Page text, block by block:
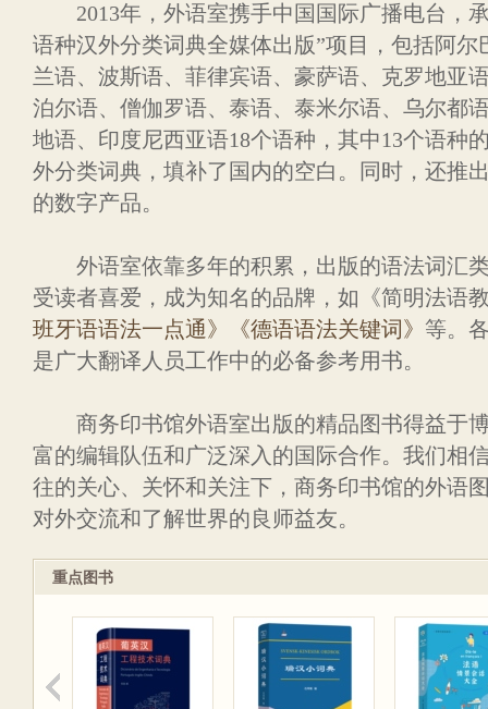
2013年，外语室携手中国国际广播电台，承
语种汉外分类词典全媒体出版”项目，包括阿
兰语、波斯语、菲律宾语、豪萨语、克罗地亚
泊尔语、僧伽罗语、泰语、泰米尔语、乌尔都
地语、印度尼西亚语18个语种，其中13个语种
外分类词典，填补了国内的空白。同时，还推
的数字产品。
外语室依靠多年的积累，出版的语法词汇
受读者喜爱，成为知名的品牌，如《简明法语
班牙语语法一点通》
《德语语法关键词》 等。
是广大翻译人员工作中的必备参考用书。
商务印书馆外语室出版的精品图书得益于
富的编辑队伍和广泛深入的国际合作。我们相
往的关心、关怀和关注下，商务印书馆的外语
对外交流和了解世界的良师益友。
重点图书